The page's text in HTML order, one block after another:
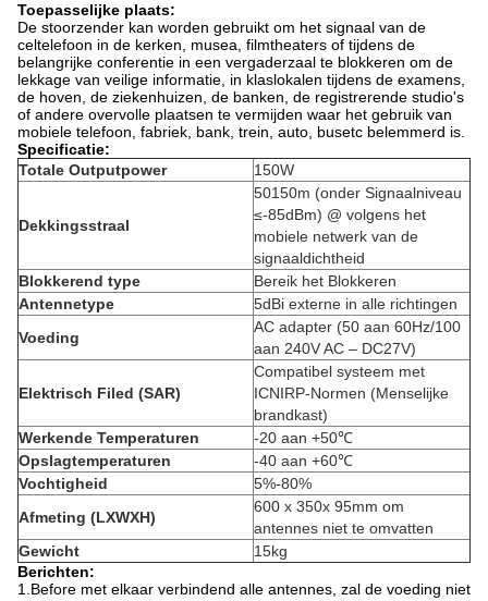
Toepasselijke plaats:
De stoorzender kan worden gebruikt om het signaal van de
celtelefoon in de kerken, musea, filmtheaters of tijdens de
belangrijke conferentie in een vergaderzaal te blokkeren om de
lekkage van veilige informatie, in klaslokalen tijdens de examens,
de hoven, de ziekenhuizen, de banken, de registrerende studio's
of andere overvolle plaatsen te vermijden waar het gebruik van
mobiele telefoon, fabriek, bank, trein, auto, busetc belemmerd is.
Specificatie:
Totale Outputpower
150W
Dekkingsstraal
50150m (onder Signaalniveau
≤-85dBm) @ volgens het
mobiele netwerk van de
signaaldichtheid
Blokkerend type
Bereik het Blokkeren
Antennetype
5dBi externe in alle richtingen
Voeding
AC adapter (50 aan 60Hz/100
aan 240V AC – DC27V)
Elektrisch Filed (SAR)
Compatibel systeem met
ICNIRP-Normen (Menselijke
brandkast)
Werkende Temperaturen
-20 aan +50℃
Opslagtemperaturen
-40 aan +60℃
Vochtigheid
5%-80%
Afmeting (LXWXH)
600 x 350x 95mm om
antennes niet te omvatten
Gewicht
15kg
Berichten:
1.Before met elkaar verbindend alle antennes, zal de voeding niet